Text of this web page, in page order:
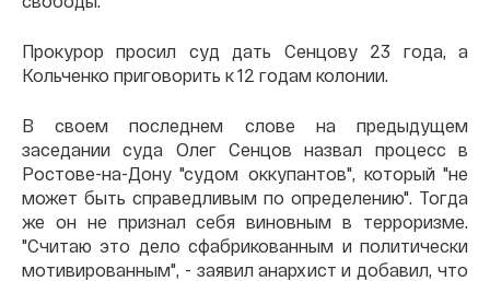
Прокурор просил суд дать Сенцову 23 года, а
Кольченко приговорить к 12 годам колонии.
В своем последнем слове на предыдущем
заседании суда Олег Сенцов назвал процесс в
Ростове-на-Дону "судом оккупантов", который "не
может быть справедливым по определению". Тогда
же он не признал себя виновным в терроризме.
"Считаю это дело сфабрикованным и политически
мотивированным", - заявил анархист и добавил, что